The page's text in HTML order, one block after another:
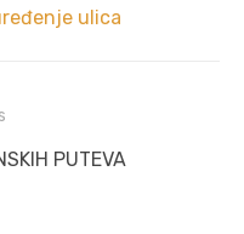
ulica
PUTEVA